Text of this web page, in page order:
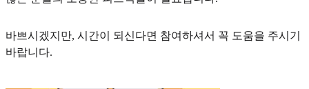
바쁘시겠지만, 시간이 되신다면 참여하셔서 꼭 도움을 주시기
바랍니다.